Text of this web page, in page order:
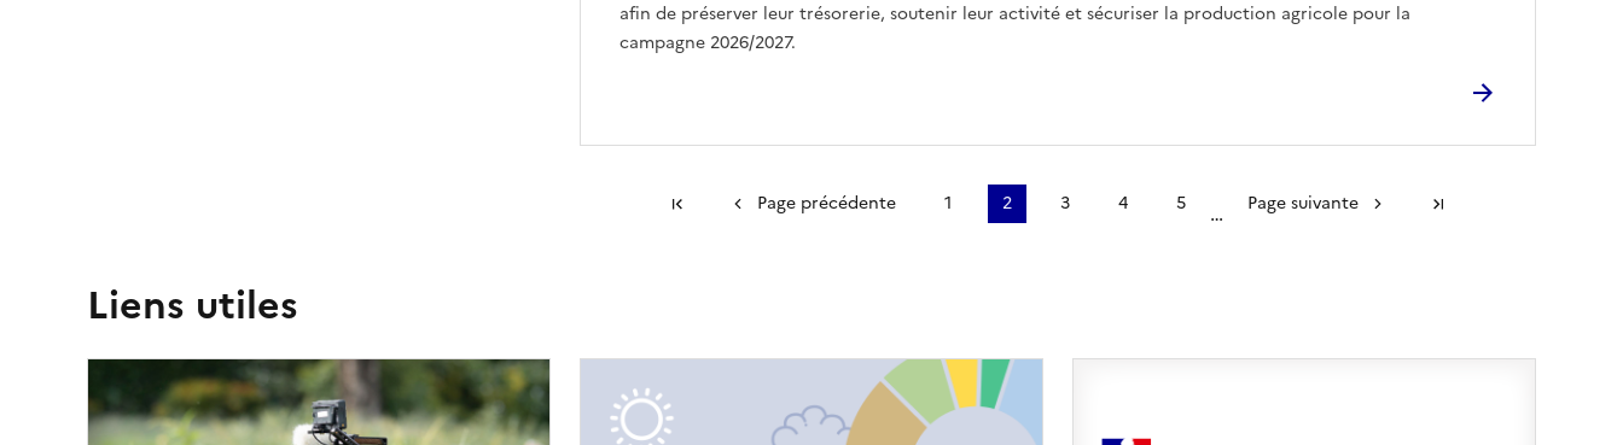
afin de préserver leur trésorerie, soutenir leur activité et sécuriser la production agricole pour la
campagne 2026/2027.
Première page
Page précédente 1 2 3 4 5 … Page suivante
Liens utiles